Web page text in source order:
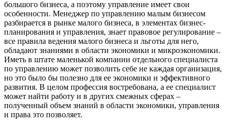
большого бизнеса, а поэтому управление имеет свои
особенности. Менеджер по управлению малым бизнесом
разбирается в рынке малого бизнеса, в элементах бизнес-
планирования и управления, знает правовое регулирование –
все правила ведения малого бизнеса и льготы для него,
обладают знаниями в области экономики и микроэкономики.
Иметь в штате маленькой компании отдельного специалиста
по управлению может позволить себе не каждая организация,
но это было бы полезно для ее экономики и эффективного
развития. В целом профессия востребована, а ее специалист
может найти работу и в других смежных сферах –
полученный объем знаний в области экономики, управления
и права это позволяет.